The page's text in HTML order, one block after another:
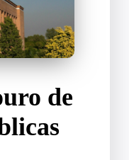
de